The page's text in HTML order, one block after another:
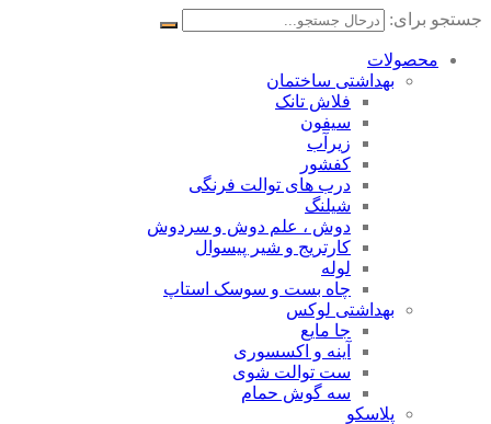
جستجو برای:
محصولات
بهداشتی ساختمان
فلاش تانک
سیفون
زیرآب
کفشور
درب های توالت فرنگی
شیلنگ
دوش ، علم دوش و سردوش
کارتریج و شیر پیسوال
لوله
چاه بست و سوسک استاپ
بهداشتی لوکس
جا مایع
آینه و اکسسوری
ست توالت شوی
سه گوش حمام
پلاسکو